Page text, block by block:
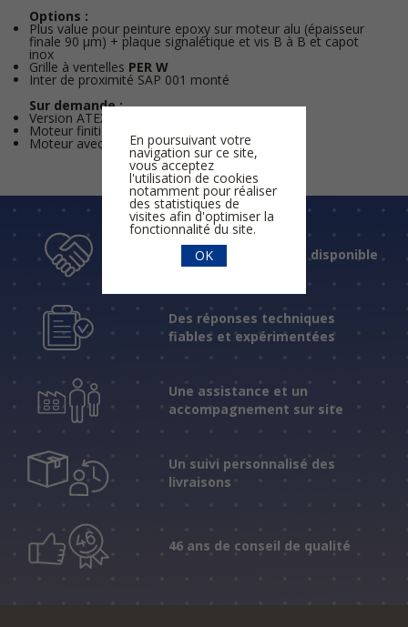
Options :
Plus value pour peinture epoxy sur moteur alu (épaisseur
finale 90 µm) + plaque signalétique et vis B à B et capot
inox
Grille à ventelles PER W
Inter de proximité SAP 001 monté
Sur demande :
Version ATEX catégorie 1 ou 21 zone G (gaz)
Moteur finition marine
Moteur avec protection thermique intégrée
Un accueil humain et disponible
Des réponses techniques
fiables et expérimentées
Une assistance et un
accompagnement sur site
Un suivi personnalisé des
livraisons
46 ans de conseil de qualité
En poursuivant votre
navigation sur ce site,
vous acceptez
l'utilisation de cookies
notamment pour réaliser
des statistiques de
visites afin d'optimiser la
fonctionnalité du site.
OK